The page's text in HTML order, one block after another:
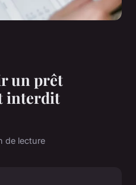
un prêt
interdit
de lecture